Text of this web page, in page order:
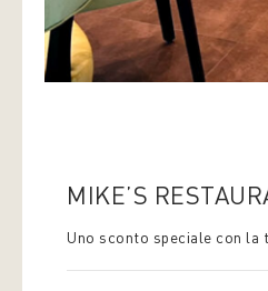
MIKE’S
Uno sconto speciale con la